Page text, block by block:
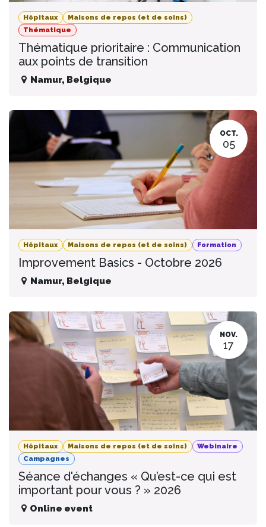
Hôpitaux
Maisons de repos (et de soins)
Thématique
Thématique prioritaire : Communication
aux points de transition
Namur, Belgique
OCT.
05
Hôpitaux Maisons de repos (et de soins) Formation
Improvement Basics - Octobre 2026
Namur, Belgique
NOV.
17
Hôpitaux Maisons de repos (et de soins)
Webinaire
Campagnes
Séance d'échanges « Qu’est-ce qui est
important pour vous ? » 2026
Online event